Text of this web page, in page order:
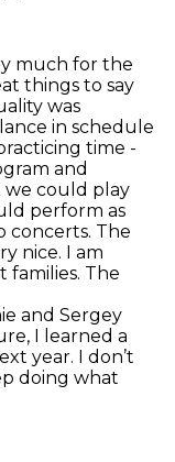
much for the
things to say
was
in schedule
time -
and
we could play
perform as
concerts. The
nice. I am
The
and Sergey
I learned a
year. I don’t
doing what